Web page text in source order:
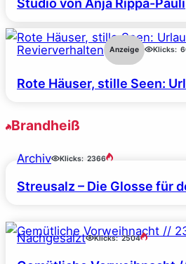
Studio von Anja Rippa-Pauli
Revierverhalten Anzeige Klicks:
Rote Häuser, stille Seen:
Brandheiß
Archiv Klicks: 2366
Streusalz – Die Glosse für
Nachgesalzt Klicks: 2504